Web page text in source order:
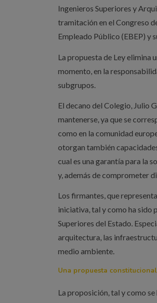
Ingenieros Superiores y
tramitación en el Congreso
Empleado Público (EBEP) y
La propuesta de Ley elimina
momento, en la
subgrupos.
El decano del Colegio, Julio
mantenerse, ya que se
como en la comunidad
otorgan también
cual es una garantía para la
y, además de comprometer
Los firmantes, que
iniciativa, tal y como ha sido
Superiores del Estado.
arquitectura, las
medio ambiente.
Una propuesta
La proposición, tal y como